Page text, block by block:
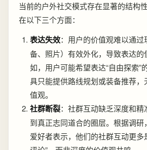
当前的户外社交模式存在显著的结构
在以下三个方面：
表达失效：用户的价值观难以通
备、照片）有效外化，导致表达的
如，用户可能希望表达“自由探索”
具只能提供路线规划或装备推荐
值观。
社群断裂：社群互动缺乏深度和
到真正志同道合的圈层。根据调研
爱好者表示，他们的社群互动更多